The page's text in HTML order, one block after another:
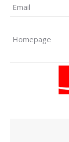
Email
Homepage